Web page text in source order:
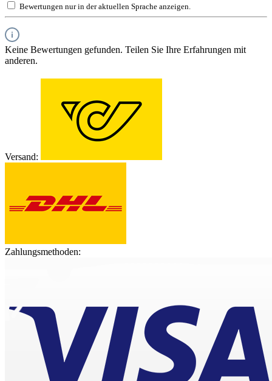
Bewertungen nur in der aktuellen Sprache anzeigen.
Keine Bewertungen gefunden. Teilen Sie Ihre Erfahrungen mit
anderen.
Versand:
Zahlungsmethoden: